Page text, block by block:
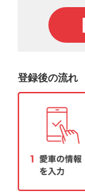
登録後の流れ